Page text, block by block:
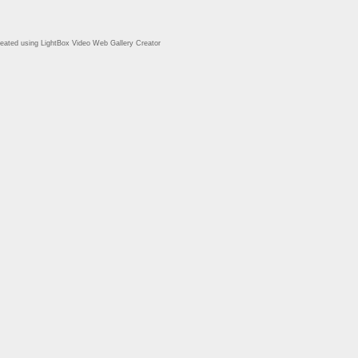
using LightBox Video Web Gallery Creator